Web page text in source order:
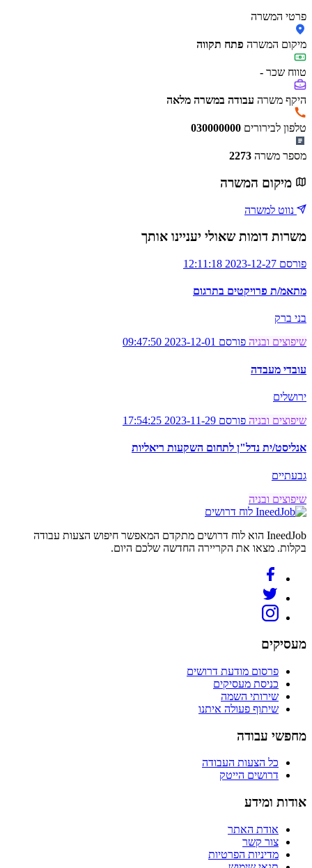
פרטי המשרה
מיקום המשרה פתח תקווה
טווח שכר -
היקף משרה עבודה במשרה מלאה
טלפון לבירורים 030000000
מספר משרה 2273
מיקום המשרה
נווט למשרה
משרות דומות שאולי יעניינו אותך
פורסם 2023-12-27 12:11:18
מתאמ/ת פרויקטים בתרגום
בני ברק
שיפוצים ובניה פורסם 2023-12-01 09:47:50
עובדי מעבדה
ירושלים
שיפוצים ובניה פורסם 2023-11-29 17:54:25
אנליסט/ית נדל"ן לתחום השקעות ריאליות
גבעתיים
שיפוצים ובניה
לוח דרושים
IneedJob הוא לוח דרושים מתקדם המאפשר חיפוש הצעות עבודה
בקלות. מצאו את הקריירה החדשה שלכם היום.
מעסיקים
פרסום מודעת דרושים
כניסת מעסיקים
שירותי השמה
שיתוף פעולה איתנו
מחפשי עבודה
כל הצעות העבודה
דרושים הייטק
אודות ומידע
אודת האתר
צור קשר
מדיניות הפרטיות